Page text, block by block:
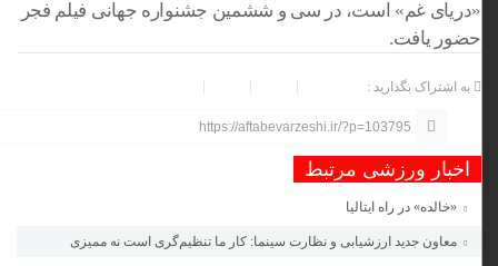
«دریای غم» است، در سی و ششمین جشنواره جهانی فیلم فجر
حضور یافت.
به اشتراک بگذارید :
https://aftabevarzeshi.ir/?p=103795
اخبار ورزشی مرتبط
«خالده» در راه ایتالیا
معاون جدید ارزشیابی و نظارت سینما: کار ما تنظیم‌گری است نه ممیزی